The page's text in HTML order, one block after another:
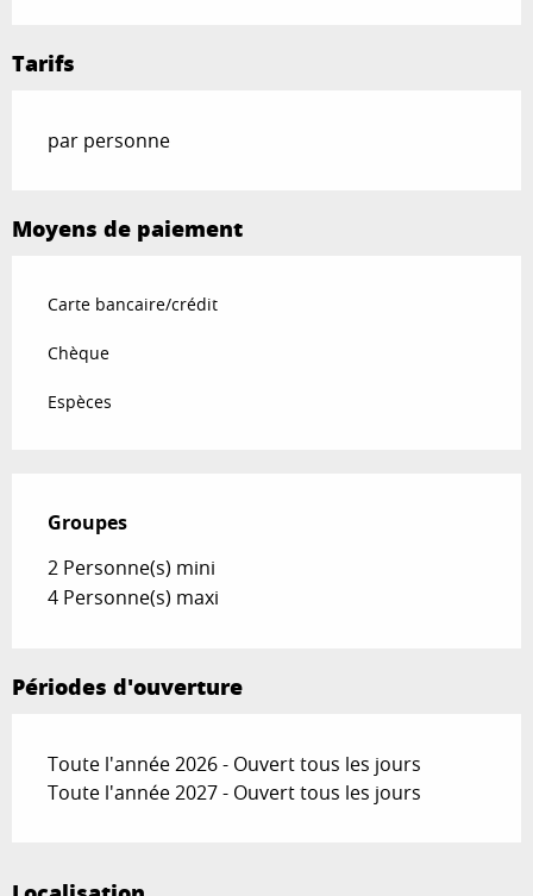
Tarifs
par personne
Moyens de paiement
Carte bancaire/crédit
Chèque
Espèces
Groupes
Groupes
2 Personne(s) mini
4 Personne(s) maxi
Périodes d'ouverture
Toute l'année 2026 - Ouvert tous les jours
Toute l'année 2027 - Ouvert tous les jours